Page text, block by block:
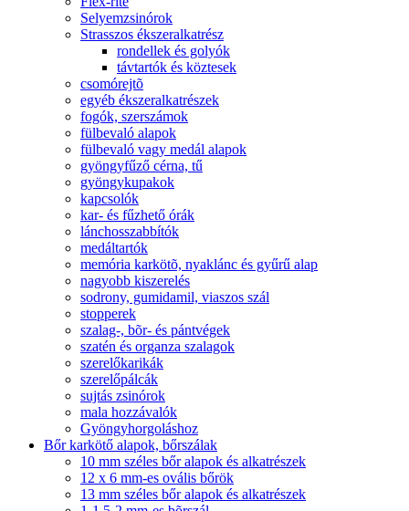
Selyemzsinórok
Strasszos ékszeralkatrész
rondellek és golyók
távtartók és köztesek
csomórejtõ
egyéb ékszeralkatrészek
fogók, szerszámok
fülbevaló alapok
fülbevaló vagy medál alapok
gyöngyfűző cérna, tű
gyöngykupakok
kapcsolók
kar- és fűzhető órák
lánchosszabbítók
medáltartók
memória karkötõ, nyaklánc és gyűrű alap
nagyobb kiszerelés
sodrony, gumidamil, viaszos szál
stopperek
szalag-, bõr- és pántvégek
szatén és organza szalagok
szerelőkarikák
szerelőpálcák
sujtás zsinórok
mala hozzávalók
Gyöngyhorgoláshoz
Bőr karkötő alapok, bőrszálak
10 mm széles bőr alapok és alkatrészek
12 x 6 mm-es ovális bőrök
13 mm széles bőr alapok és alkatrészek